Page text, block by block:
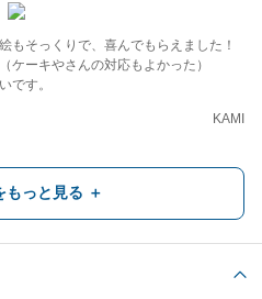
もそっくりで、喜んでもらえました！
ケーキやさんの対応もよかった）
です。
KAMI
ゼントとして注文させていただきまし
び、大盛り上がりでした！似顔絵もそ
です！
もっと見る ＋